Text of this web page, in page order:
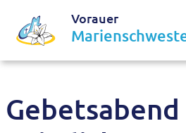
Vorauer
Gebetsabend